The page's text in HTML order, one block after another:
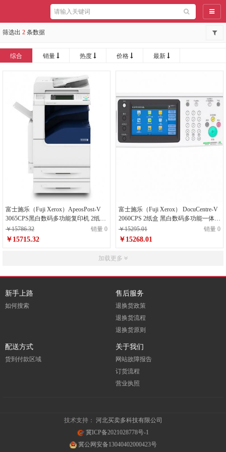
导航
筛选出 2 条数据
综合 销量 热度 价格 最新
富士施乐（Fuji Xerox）ApeosPost-V
3065CPS黑白数码多功能复印机 2纸盒
...
￥15786.32 销量 0
￥15715.32
富士施乐（Fuji Xerox） DocuCentre-V
2060CPS 2纸盒 黑白数码多功能一体机
打印复印扫描...
￥15295.01 销量 0
￥15268.01
加载更多
新手上路
如何搜索
售后服务
退换货政策
退换货流程
退换货原则
配送方式
货到付款区域
关于我们
网站故障报告
订货流程
营业执照
技术支持： 河北买卖多科技有限公司
冀ICP备2021028778号-1
冀公网安备13040402000423号